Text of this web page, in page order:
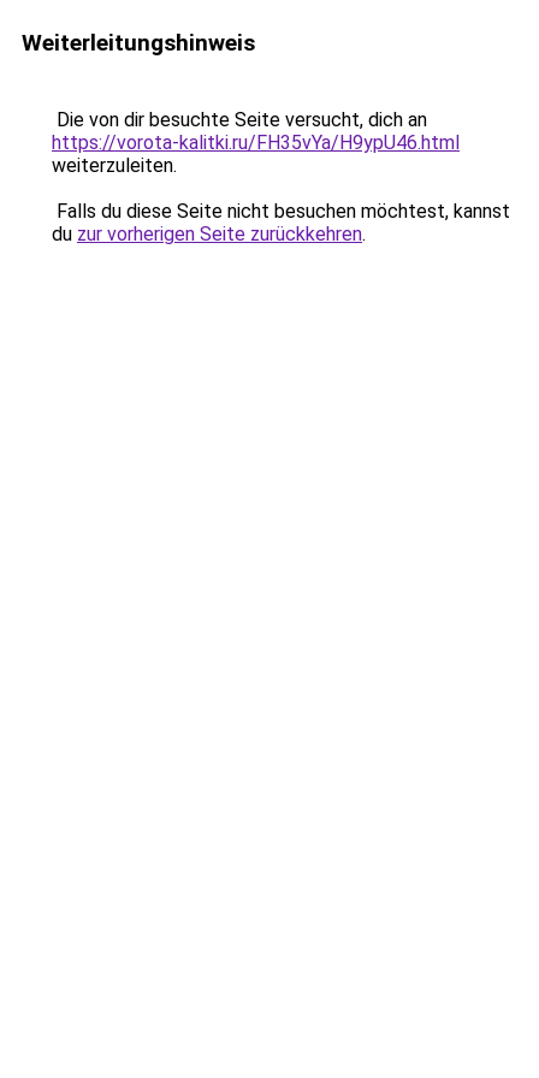
Weiterleitungshinweis
Die von dir besuchte Seite versucht, dich an
https://vorota-kalitki.ru/FH35vYa/H9ypU46.html
weiterzuleiten.
Falls du diese Seite nicht besuchen möchtest, kannst
du zur vorherigen Seite zurückkehren.